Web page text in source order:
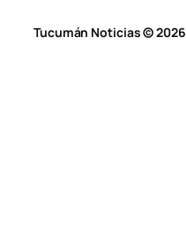
Tucumán Noticias © 2026